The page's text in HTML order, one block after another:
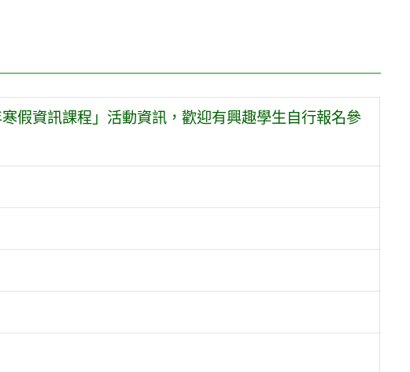
假資訊課程」活動資訊，歡迎有興趣學生自行報名參